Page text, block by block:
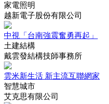
家電照明
越新電子股份有限公司
中視「台南強震奮勇再起」
土建結構
戴雲發結構技師事務所
雲米新生活 新主流互聯網家
智慧城市
艾克思有限公司